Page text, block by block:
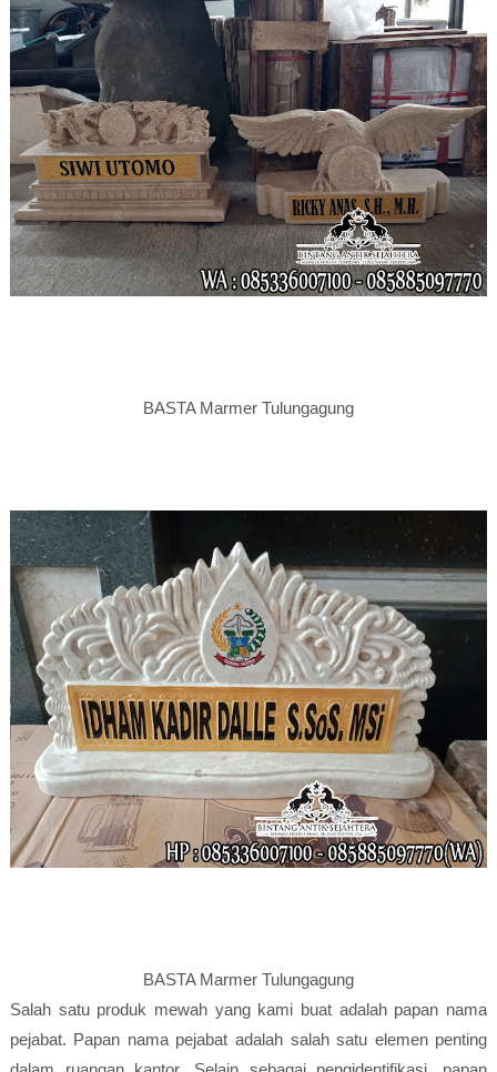
BASTA Marmer Tulungagung
BASTA Marmer Tulungagung
Salah satu produk mewah yang kami buat adalah papan nama
pejabat. Papan nama pejabat adalah salah satu elemen penting